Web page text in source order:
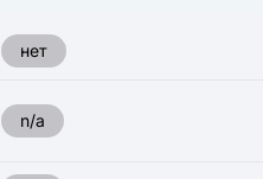
нет
n/a